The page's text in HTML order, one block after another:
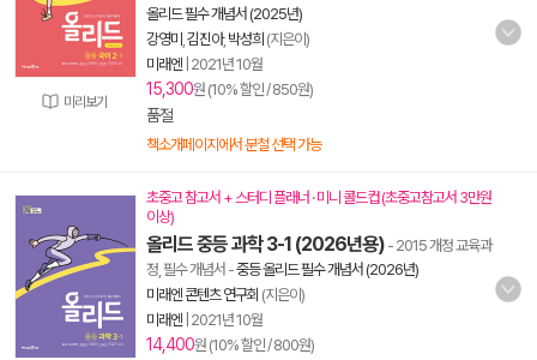
미리보기
올리드 필수 개념서 (2025년)
강영미 김진아, 박성희 (지은이)
미래엔 2021년 10월
15,300원 (10% 할인 / 850원)
품절
책소개페이지에서 분철 선택 가능
초중고 참고서 + 스터디 플래너 · 미니 콜드컵 (초중고참고서 3만원
이상)
올리드 중등 과학 3-1 (2026년용) - 2015 개정 교육과
정, 필수 개념서 -중등 올리드 필수 개념서 (2026년)
미래엔 콘텐츠 연구회 (지은이)
미래엔 2021년 10월
14,400원 (10% 할인 / 800원)